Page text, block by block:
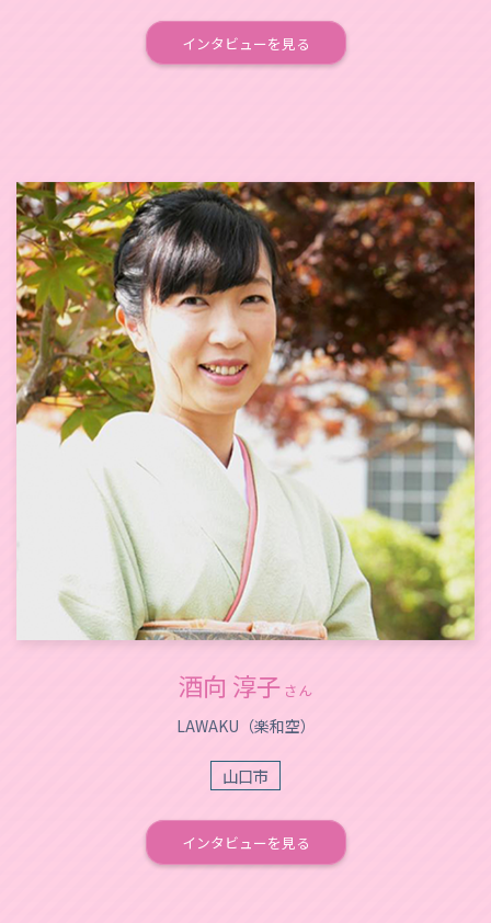
インタビューを見る
酒向 淳子 さん
LAWAKU（楽和空）
山口市
インタビューを見る